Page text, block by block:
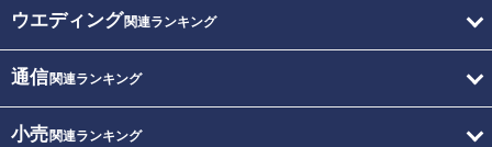
ウエディング関連ランキング
通信関連ランキング
小売関連ランキング